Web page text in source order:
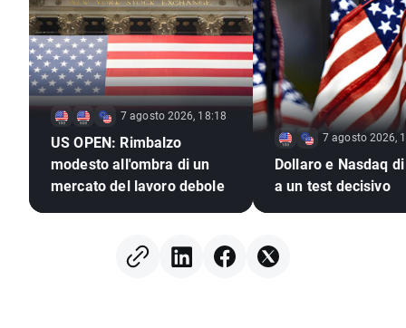
7 agosto 2026, 18:18
US OPEN: Rimbalzo
modesto all'ombra di un
mercato del lavoro debole
7 agosto 2026,
Dollaro e Nasdaq
a un test decisivo